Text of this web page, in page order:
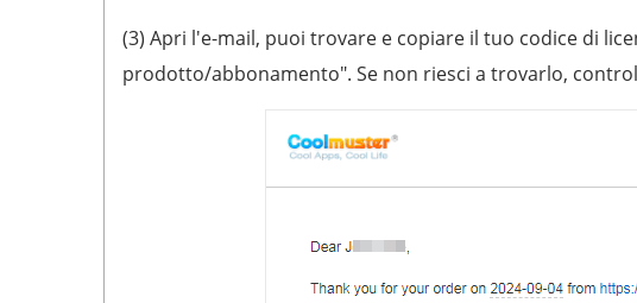
(3) Apri l'e-mail, puoi trovare e copiare il tuo codice di
prodotto/abbonamento". Se non riesci a trovarlo,